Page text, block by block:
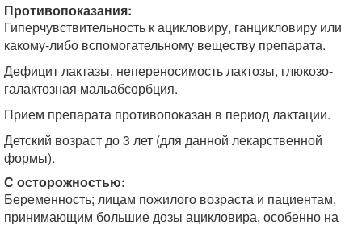
Противопоказания:
Гиперчувствительность к ацикловиру, ганцикловиру или
какому-либо вспомогательному веществу препарата.
Дефицит лактазы, непереносимость лактозы, глюкозо-
галактозная мальабсорбция.
Прием препарата противопоказан в период лактации.
Детский возраст до 3 лет (для данной лекарственной
формы).
С осторожностью:
Беременность; лицам пожилого возраста и пациентам,
принимающим большие дозы ацикловира, особенно на